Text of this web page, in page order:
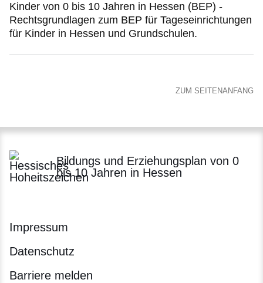
Kinder von 0 bis 10 Jahren in Hessen (BEP) -
Rechtsgrundlagen zum BEP für Tageseinrichtungen
für Kinder in Hessen und Grundschulen.
ZUM SEITENANFANG
Bildungs und Erziehungsplan von 0
bis 10 Jahren in Hessen
Impressum
Datenschutz
Barriere melden